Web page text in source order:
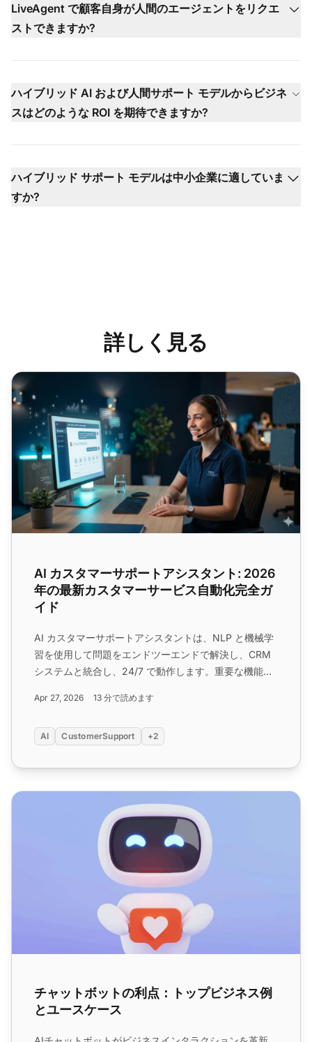
LiveAgent で顧客自身が人間のエージェントをリクエ
ストできますか?
ハイブリッド AI および人間サポート モデルからビジネ
スはどのような ROI を期待できますか?
ハイブリッド サポート モデルは中小企業に適していま
すか?
詳しく見る
AI カスタマーサポートアシスタント: 2026年の最新カスタ
AI カスタマーサポートアシスタント: 2026
年の最新カスタマーサービス自動化完全ガ
イド
AI カスタマーサポートアシスタントは、NLP と機械学
習を使用して問題をエンドツーエンドで解決し、CRM
システムと統合し、24/7 で動作します。重要な機能、
Apr 27, 2026 13 分で読めます
AI CustomerSupport +2
チャットボットの利点：トップビジネス例とユースケース
チャットボットの利点：トップビジネス例
とユースケース